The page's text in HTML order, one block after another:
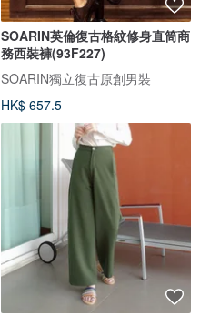
SOARIN英倫復古格紋修身直筒商
務西裝褲(93F227)
SOARIN獨立復古原創男裝
HK$ 657.5